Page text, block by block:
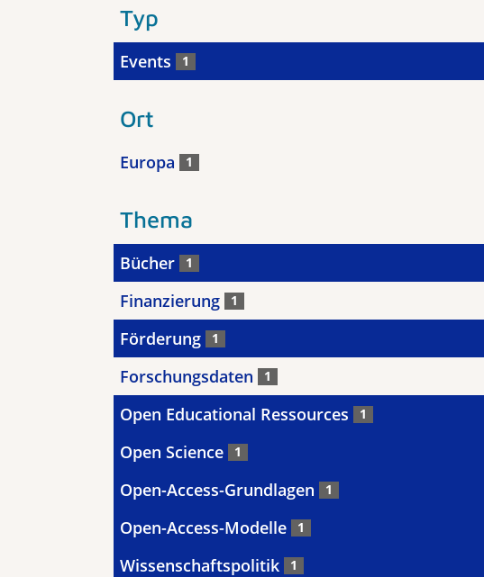
Typ
Events 1
Ort
Europa 1
Thema
Bücher 1
Finanzierung 1
Förderung 1
Forschungsdaten 1
Open Educational Ressources 1
Open Science 1
Open-Access-Grundlagen 1
Open-Access-Modelle 1
Wissenschaftspolitik 1